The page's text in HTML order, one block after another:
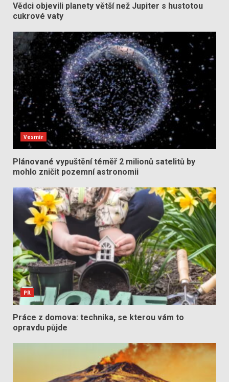
Vědci objevili planety větší než Jupiter s hustotou
cukrové vaty
Vesmír
Plánované vypuštění téměř 2 milionů satelitů by
mohlo zničit pozemní astronomii
PR
Práce z domova: technika, se kterou vám to
opravdu půjde